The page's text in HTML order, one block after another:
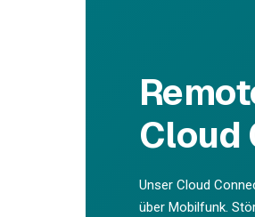
Cloud
Unser Cloud
über Mobilfunk.